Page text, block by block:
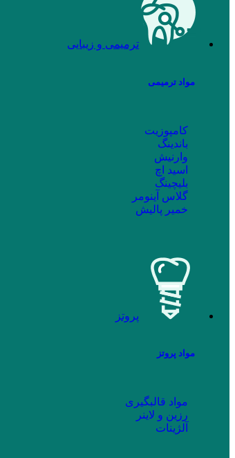
ترمیمی و زیبایی
مواد ترمیمی
کامپوزیت
باندینگ
وارنیش
اسید اچ
بلیچینگ
گلاس آینومر
خمیر پالیش
پروتز
مواد پروتز
مواد قالبگیری
رزین و لاینر
آلژینات